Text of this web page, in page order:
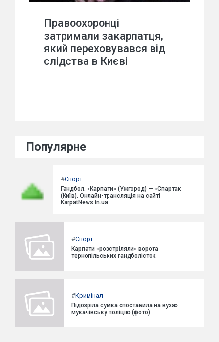
Правоохоронці
затримали закарпатця,
який переховувався від
слідства в Києві
Популярне
#Спорт
Гандбол. «Карпати» (Ужгород) — «Спартак
(Київ). Онлайн-трансляція на сайті
KarpatNews.in.ua
#Спорт
Карпати «розстріляли» ворота
тернопільських гандболісток
#Кримінал
Підозріла сумка «поставила на вуха»
мукачівську поліцію (фото)